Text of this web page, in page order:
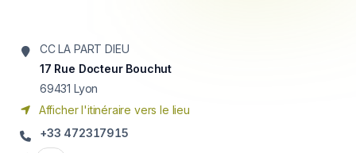
CC LA PART DIEU
17 Rue Docteur Bouchut
69431 Lyon
Afficher l'itinéraire vers le lieu
+33 472317915